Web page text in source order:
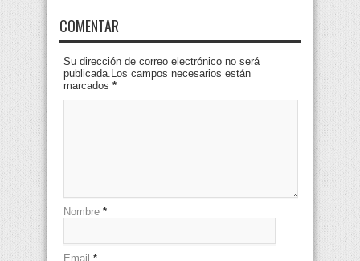
COMENTAR
Su dirección de correo electrónico no será
publicada.Los campos necesarios están
marcados *
Nombre *
Email *